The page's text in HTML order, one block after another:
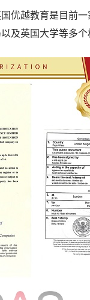
优越教育是目前
及英国大学等多个